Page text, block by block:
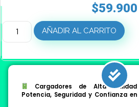
$59.900
AÑADIR AL CARRITO
Cargadores de Alta
Potencia, Seguridad y Confianza